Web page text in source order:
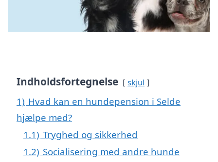
Indholdsfortegnelse skjul
1) Hvad kan en hundepension i Selde
hjælpe med?
1.1) Tryghed og sikkerhed
1.2) Socialisering med andre hunde